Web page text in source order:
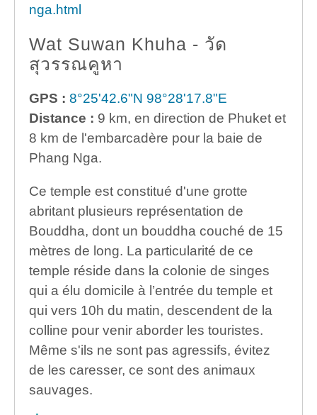
nga.html
Wat Suwan Khuha - วัด
สุวรรณคูหา
GPS : 8°25'42.6"N 98°28'17.8"E
Distance : 9 km, en direction de Phuket et
8 km de l'embarcadère pour la baie de
Phang Nga.
Ce temple est constitué d'une grotte
abritant plusieurs représentation de
Bouddha, dont un bouddha couché de 15
mètres de long. La particularité de ce
temple réside dans la colonie de singes
qui a élu domicile à l’entrée du temple et
qui vers 10h du matin, descendent de la
colline pour venir aborder les touristes.
Même s'ils ne sont pas agressifs, évitez
de les caresser, ce sont des animaux
sauvages.